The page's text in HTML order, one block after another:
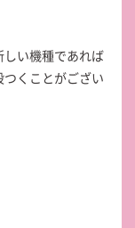
しい機種であれば
くことがござい